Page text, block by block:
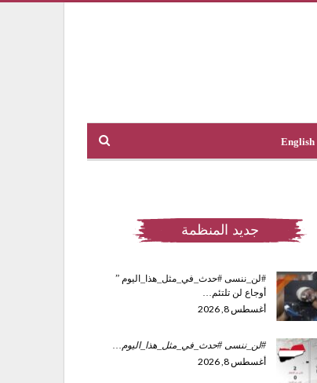
English
جديد المنظمة
#لن_ننسى #حدث_في_مثل_هذا_اليوم ”
أوجاع لن تلتئم…
أغسطس 8, 2026
#لن_ننسى #حدث_في_مثل_هذا_اليوم…
أغسطس 8, 2026